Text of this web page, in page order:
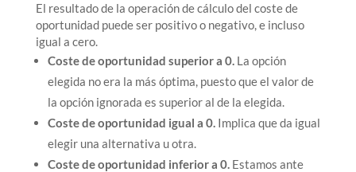
El resultado de la operación de cálculo del coste de
oportunidad puede ser positivo o negativo, e incluso
igual a cero.
Coste de oportunidad superior a 0.La opción
elegida no era la más óptima, puesto que el valor de
la opción ignorada es superior al de la elegida.
Coste de oportunidad igual a 0.Implica que da igual
elegir una alternativa u otra.
Coste de oportunidad inferior a 0.Estamos ante